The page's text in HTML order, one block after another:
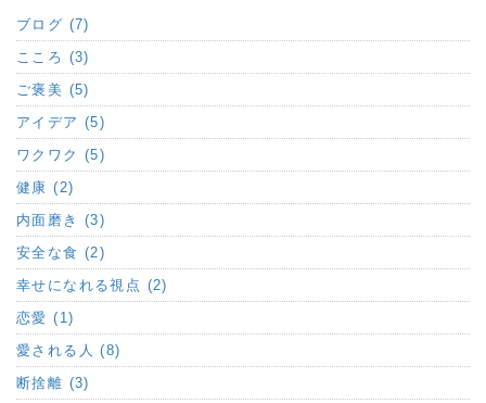
ブログ (7)
こころ (3)
ご褒美 (5)
アイデア (5)
ワクワク (5)
健康 (2)
内面磨き (3)
安全な食 (2)
幸せになれる視点 (2)
恋愛 (1)
愛される人 (8)
断捨離 (3)